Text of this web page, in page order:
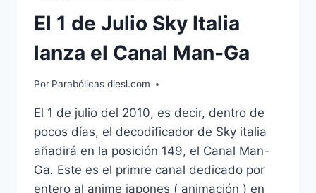
El 1 de Julio Sky Italia
lanza el Canal Man-Ga
Por Parabólicas diesl.com
El 1 de julio del 2010, es decir, dentro de
pocos días, el decodificador de Sky italia
añadirá en la posición 149, el Canal Man-
Ga. Este es el primre canal dedicado por
entero al anime japones ( animación ) en